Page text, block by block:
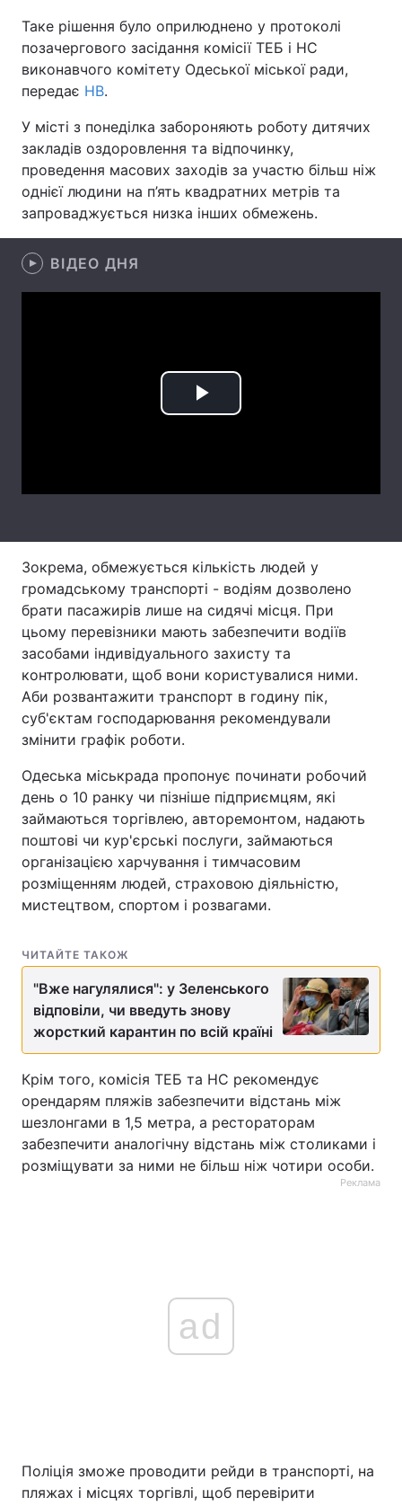
Економіка Світ
Спорт
Техно і зв'язок Лайт
Зброя Інциденти
Здоров'я Туризм
Цікавинки
Екологія Регіони
Статті
Послуги
Тема оформлення
Таке рішення було оприлюднено у протоколі
позачергового засідання комісії ТЕБ і НС
виконавчого комітету Одеської міської ради,
передає НВ.
У місті з понеділка забороняють роботу дитячих
закладів оздоровлення та відпочинку,
проведення масових заходів за участю більш ніж
однієї людини на п’ять квадратних метрів та
запроваджується низка інших обмежень.
ВІДЕО ДНЯ
Play
Зокрема, обмежується кількість людей у
громадському транспорті - водіям дозволено
брати пасажирів лише на сидячі місця. При
цьому перевізники мають забезпечити водіїв
засобами індивідуального захисту та
контролювати, щоб вони користувалися ними.
Аби розвантажити транспорт в годину пік,
суб'єктам господарювання рекомендували
змінити графік роботи.
Одеська міськрада пропонує починати робочий
день о 10 ранку чи пізніше підприємцям, які
займаються торгівлею, авторемонтом, надають
поштові чи кур'єрські послуги, займаються
організацією харчування і тимчасовим
розміщенням людей, страховою діяльністю,
мистецтвом, спортом і розвагами.
ЧИТАЙТЕ ТАКОЖ
"Вже нагулялися": у Зеленського
відповіли, чи введуть знову
жорсткий карантин по всій країні
Крім того, комісія ТЕБ та НС рекомендує
орендарям пляжів забезпечити відстань між
шезлонгами в 1,5 метра, а рестораторам
забезпечити аналогічну відстань між столиками і
розміщувати за ними не більш ніж чотири особи.
Реклама
ad
Поліція зможе проводити рейди в транспорті, на
пляжах і місцях торгівлі, щоб перевірити